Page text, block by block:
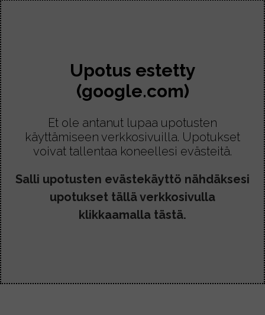
Upotus estetty
(google.com)
Et ole antanut lupaa upotusten
käyttämiseen verkkosivuilla. Upotukset
voivat tallentaa koneellesi evästeitä.
Salli upotusten evästekäyttö nähdäksesi
upotukset tällä verkkosivulla
klikkaamalla tästä.